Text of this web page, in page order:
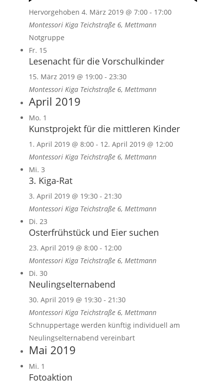
Hervorgehoben 4. März 2019 @ 7:00- 17:00
Montessori Kiga Teichstraße 6, Mettmann
Notgruppe
Fr. 15
Lesenacht für die Vorschulkinder
15. März 2019 @ 19:00- 23:30
Montessori Kiga Teichstraße 6, Mettmann
April 2019
Mo. 1
Kunstprojekt für die mittleren Kinder
1. April 2019 @ 8:00- 12. April 2019 @ 12:00
Montessori Kiga Teichstraße 6, Mettmann
Mi. 3
3. Kiga-Rat
3. April 2019 @ 19:30- 21:30
Montessori Kiga Teichstraße 6, Mettmann
Di. 23
Osterfrühstück und Eier suchen
23. April 2019 @ 8:00- 12:00
Montessori Kiga Teichstraße 6, Mettmann
Di. 30
Neulingselternabend
30. April 2019 @ 19:30- 21:30
Montessori Kiga Teichstraße 6, Mettmann
Schnuppertage werden künftig individuell am
Neulingselternabend vereinbart
Mai 2019
Mi. 1
Fotoaktion